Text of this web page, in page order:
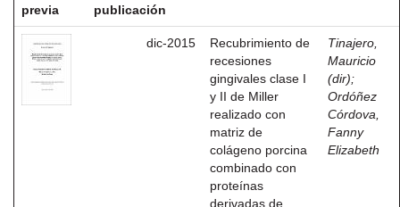
previa
publicación
dic-2015
Recubrimiento de
recesiones
gingivales clase I
y II de Miller
realizado con
matriz de
colágeno porcina
combinado con
proteínas
derivadas de
Tinajero,
Mauricio
(dir);
Ordóñez
Córdova,
Fanny
Elizabeth